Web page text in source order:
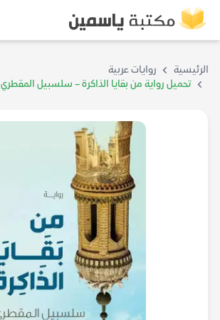
الرئيسية
روايات عربية
تحميل رواية من بقايا الذاكرة – سلسبيل المقطري